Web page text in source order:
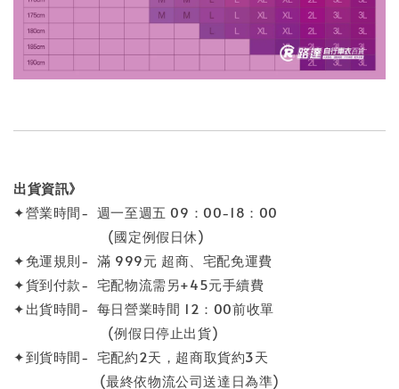
出貨資訊》
✦營業時間- 週一至週五 09：00-18：00
(國定例假日休)
✦免運規則- 滿 999元 超商、宅配免運費
✦貨到付款- 宅配物流需另+45元手續費
✦出貨時間- 每日營業時間 12：00前收單
(例假日停止出貨)
✦到貨時間- 宅配約2天，超商取貨約3天
(最終依物流公司送達日為準)